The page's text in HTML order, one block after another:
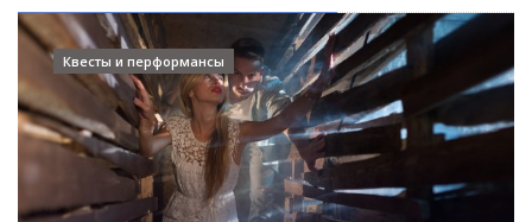
Квесты и перформансы